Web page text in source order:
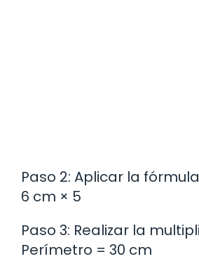
Paso 2: Aplicar la
6 cm × 5
Paso 3: Realizar la
Perímetro = 30 cm